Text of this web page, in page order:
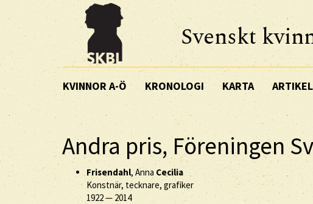
Svenskt
KVINNOR A-Ö KRONOLOGI KARTA
Andra pris, Föreningen
Frisendahl, Anna Cecilia
Konstnär, tecknare, grafiker
1922— 2014